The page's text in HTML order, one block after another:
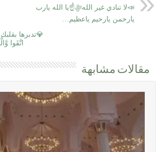
📣لا تنادي غير اللهﷻ☝يا الله يارب
يارحمن يارحيم ياعظيم…
💎تدبرها
اتَّقَوا
مقالات مشابهة